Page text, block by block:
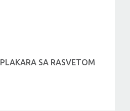
SA RASVETOM